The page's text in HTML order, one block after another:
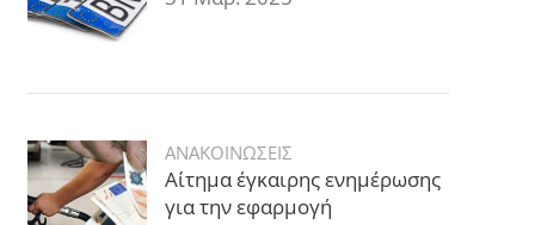
ΑΝΑΚΟΙΝΩΣΕΙΣ
Αίτημα έγκαιρης ενημέρωσης
για την εφαρμογή